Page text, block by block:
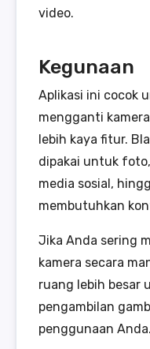
video.
Kegunaan
Aplikasi ini cocok
mengganti
lebih kaya fitur.
dipakai untuk
media sosial,
membutuhkan
Jika Anda sering
kamera secara
ruang lebih besar
pengambilan
penggunaan Anda.